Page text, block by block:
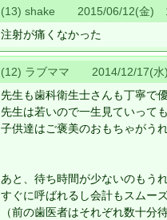
(13) shake 2015/06/12(金)
注射が痛くなかった
(12) ラブママ 2014/12/17(
先生も歯科衛生士さんも丁寧で
先生は若いので一生見ていって
子供達はご褒美のおもちゃがう
あと、待ち時間が少ないのもうれ
すぐに呼ばれるし会計もスムー
（前の歯医者はそれぞれ数十分